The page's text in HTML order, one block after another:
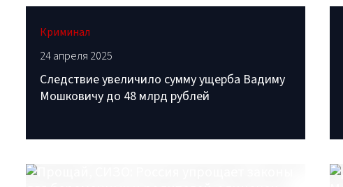
Криминал
24 апреля 2025
Следствие увеличило сумму ущерба Вадиму
Мошковичу до 48 млрд рублей